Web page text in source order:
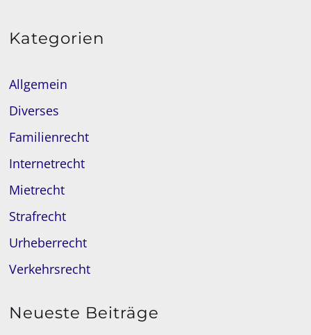
Kategorien
Allgemein
Diverses
Familienrecht
Internetrecht
Mietrecht
Strafrecht
Urheberrecht
Verkehrsrecht
Neueste Beiträge